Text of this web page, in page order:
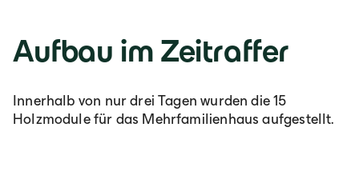
Aufbau im Zeitraffer
Innerhalb von nur drei Tagen wurden die 15
Holzmodule für das Mehrfamilienhaus aufgestellt.